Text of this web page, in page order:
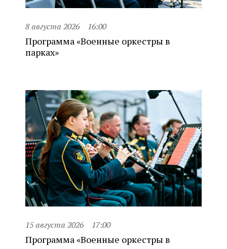
8 августа 2026 16:00
Программа «Военные оркестры в
парках»
15 августа 2026 17:00
Программа «Военные оркестры в